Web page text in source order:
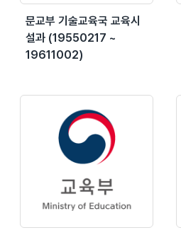
문교부 기술교육국 교육시
설과 (19550217 ~
19611002)